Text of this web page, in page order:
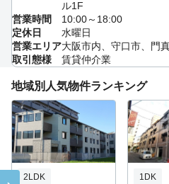
ル1F
営業時間
10:00～18:00
定休日
水曜日
営業エリア大阪市内、守口市、門
取引態様
賃貸仲介業
地域別人気物件ランキング
2LDK 1DK